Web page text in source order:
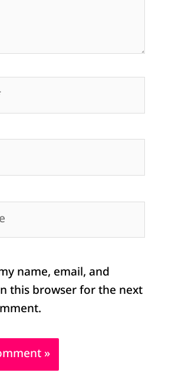
name, email, and
this browser for the next